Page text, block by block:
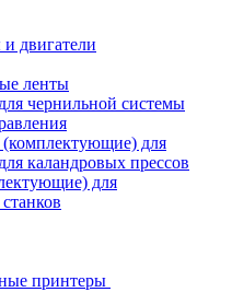
двигатели
ленты
чернильной системы
(комплектующие) для
каландровых прессов
для
принтеры